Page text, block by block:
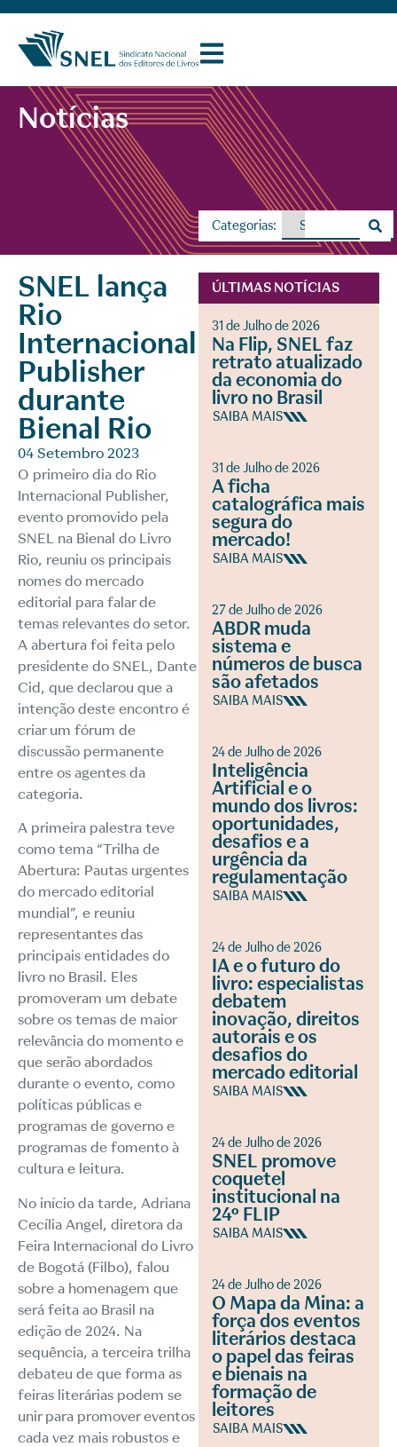
Notícias
Categorias:
SNEL lança
Rio
Internacional
Publisher
durante
Bienal Rio
04 Setembro 2023
O primeiro dia do Rio
Internacional Publisher,
evento promovido pela
SNEL na Bienal do Livro
Rio, reuniu os principais
nomes do mercado
editorial para falar de
temas relevantes do setor.
A abertura foi feita pelo
presidente do SNEL, Dante
Cid, que declarou que a
intenção deste encontro é
criar um fórum de
discussão permanente
entre os agentes da
categoria.
A primeira palestra teve
como tema “Trilha de
Abertura: Pautas urgentes
do mercado editorial
mundial”, e reuniu
representantes das
principais entidades do
livro no Brasil. Eles
promoveram um debate
sobre os temas de maior
relevância do momento e
que serão abordados
durante o evento, como
políticas públicas e
programas de governo e
programas de fomento à
cultura e leitura.
No início da tarde, Adriana
Cecília Angel, diretora da
Feira Internacional do Livro
de Bogotá (Filbo), falou
sobre a homenagem que
será feita ao Brasil na
edição de 2024. Na
sequência, a terceira trilha
debateu de que forma as
feiras literárias podem se
unir para promover eventos
cada vez mais robustos e
ÚLTIMAS NOTÍCIAS
31 de Julho de 2026
Na Flip, SNEL faz
retrato atualizado
da economia do
livro no Brasil
SAIBA MAIS
31 de Julho de 2026
A ficha
catalográfica mais
segura do
mercado!
SAIBA MAIS
27 de Julho de 2026
ABDR muda
sistema e
números de busca
são afetados
SAIBA MAIS
24 de Julho de 2026
Inteligência
Artificial e o
mundo dos livros:
oportunidades,
desafios e a
urgência da
regulamentação
SAIBA MAIS
24 de Julho de 2026
IA e o futuro do
livro: especialistas
debatem
inovação, direitos
autorais e os
desafios do
mercado editorial
SAIBA MAIS
24 de Julho de 2026
SNEL promove
coquetel
institucional na
24º FLIP
SAIBA MAIS
24 de Julho de 2026
O Mapa da Mina: a
força dos eventos
literários destaca
o papel das feiras
e bienais na
formação de
leitores
SAIBA MAIS